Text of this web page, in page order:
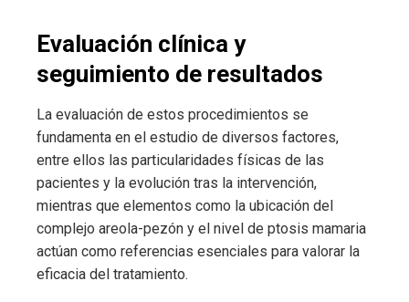
Evaluación clínica y
seguimiento de resultados
La evaluación de estos procedimientos se
fundamenta en el estudio de diversos factores,
entre ellos las particularidades físicas de las
pacientes y la evolución tras la intervención,
mientras que elementos como la ubicación del
complejo areola-pezón y el nivel de ptosis mamaria
actúan como referencias esenciales para valorar la
eficacia del tratamiento.